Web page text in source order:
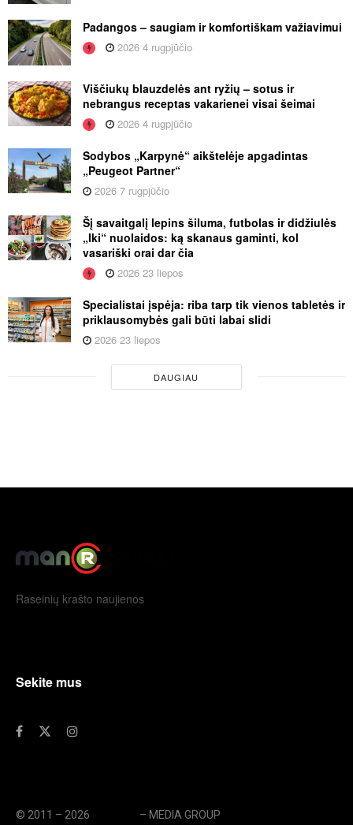
Padangos – saugiam ir komfortiškam važiavimui
2026 4 rugpjūčio
Viščiukų blauzdelės ant ryžių – sotus ir
nebrangus receptas vakarienei visai šeimai
2026 4 rugpjūčio
Sodybos „Karpynė“ aikštelėje apgadintas
„Peugeot Partner“
2026 7 rugpjūčio
Šį savaitgalį lepins šiluma, futbolas ir didžiulės
„Iki“ nuolaidos: ką skanaus gaminti, kol
vasariški orai dar čia
2026 23 liepos
Specialistai įspėja: riba tarp tik vienos tabletės ir
priklausomybės gali būti labai slidi
2026 23 liepos
DAUGIAU
Raseinių krašto naujienos
Sekite mus
© 2011 – 2026 – MEDIA GROUP